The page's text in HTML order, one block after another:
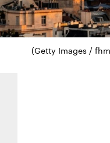
(Getty Images /